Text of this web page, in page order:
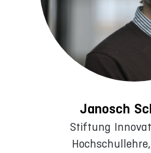
Janosch
Stiftung